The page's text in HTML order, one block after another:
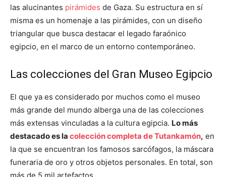
las alucinantes pirámides de Gaza. Su estructura en sí
misma es un homenaje a las pirámides, con un diseño
triangular que busca destacar el legado faraónico
egipcio, en el marco de un entorno contemporáneo.
Las colecciones del Gran Museo Egipcio
El que ya es considerado por muchos como el museo
más grande del mundo alberga una de las colecciones
más extensas vinculadas a la cultura egipcia. Lo más
destacado es la colección completa de Tutankamón, en
la que se encuentran los famosos sarcófagos, la máscara
funeraria de oro y otros objetos personales. En total, son